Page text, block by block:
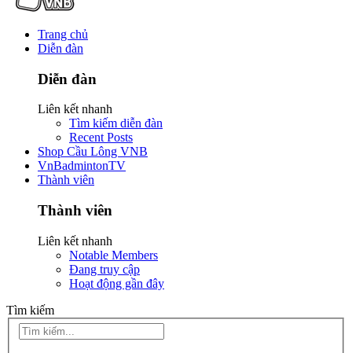
Trang chủ
Diễn đàn
Diễn đàn
Liên kết nhanh
Tìm kiếm diễn đàn
Recent Posts
Shop Cầu Lông VNB
VnBadmintonTV
Thành viên
Thành viên
Liên kết nhanh
Notable Members
Đang truy cập
Hoạt động gần đây
Tìm kiếm